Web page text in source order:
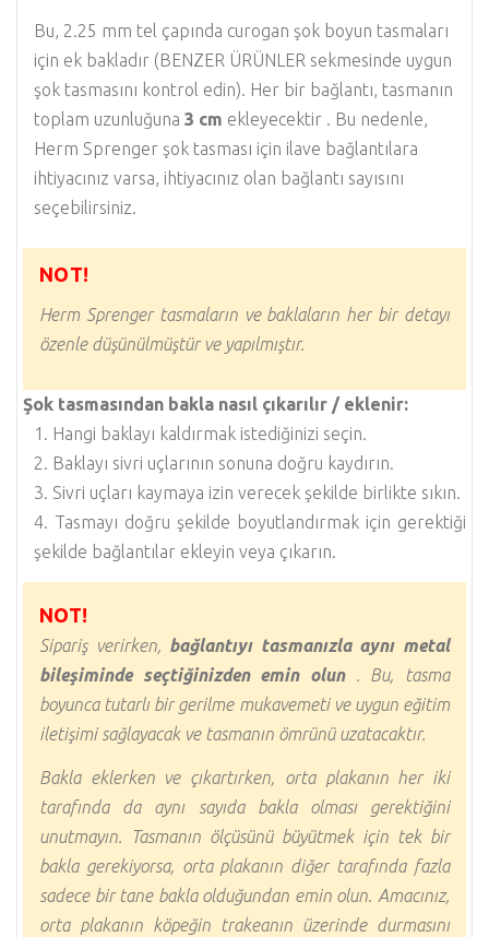
Bu, 2.25 mm tel çapında curogan şok boyun tasmaları
için ek bakladır (BENZER ÜRÜNLER sekmesinde uygun
şok tasmasını kontrol edin). Her bir bağlantı, tasmanın
toplam uzunluğuna 3 cm ekleyecektir . Bu nedenle,
Herm Sprenger şok tasması için ilave bağlantılara
ihtiyacınız varsa, ihtiyacınız olan bağlantı sayısını
seçebilirsiniz.
NOT!
Herm Sprenger tasmaların ve baklaların her bir detayı
özenle düşünülmüştür ve yapılmıştır.
Şok tasmasından bakla nasıl çıkarılır / eklenir:
Hangi baklayı kaldırmak istediğinizi seçin.
Baklayı sivri uçlarının sonuna doğru kaydırın.
Sivri uçları kaymaya izin verecek şekilde birlikte sıkın.
Tasmayı doğru şekilde boyutlandırmak için gerektiği
şekilde bağlantılar ekleyin veya çıkarın.
NOT!
Sipariş verirken, bağlantıyı tasmanızla aynı metal
bileşiminde seçtiğinizden emin olun. Bu, tasma
boyunca tutarlı bir gerilme mukavemeti ve uygun eğitim
iletişimi sağlayacak ve tasmanın ömrünü uzatacaktır.
Bakla eklerken ve çıkartırken, orta plakanın her iki
tarafında da aynı sayıda bakla olması gerektiğini
unutmayın. Tasmanın ölçüsünü büyütmek için tek bir
bakla gerekiyorsa, orta plakanın diğer tarafında fazla
sadece bir tane bakla olduğundan emin olun. Amacınız,
orta plakanın köpeğin trakeanın üzerinde durmasını